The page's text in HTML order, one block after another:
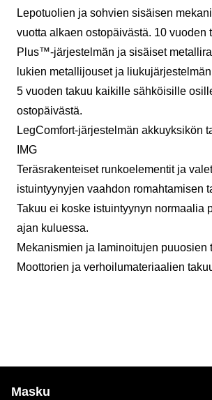
Lepotuolien ja sohvien sisäisen
vuotta alkaen ostopäivästä. 10 vuoden
Plus™-järjestelmän ja sisäiset
lukien metallijouset ja
5 vuoden takuu kaikille sähköisille
ostopäivästä.
LegComfort-järjestelmän akkuyksikön
IMG
Teräsrakenteiset runkoelementit ja
istuintyynyjen vaahdon romahtamisen
Takuu ei koske istuintyynyn normaalia
ajan kuluessa.
Mekanismien ja laminoitujen puuosien
Moottorien ja verhoilumateriaalien
Masku